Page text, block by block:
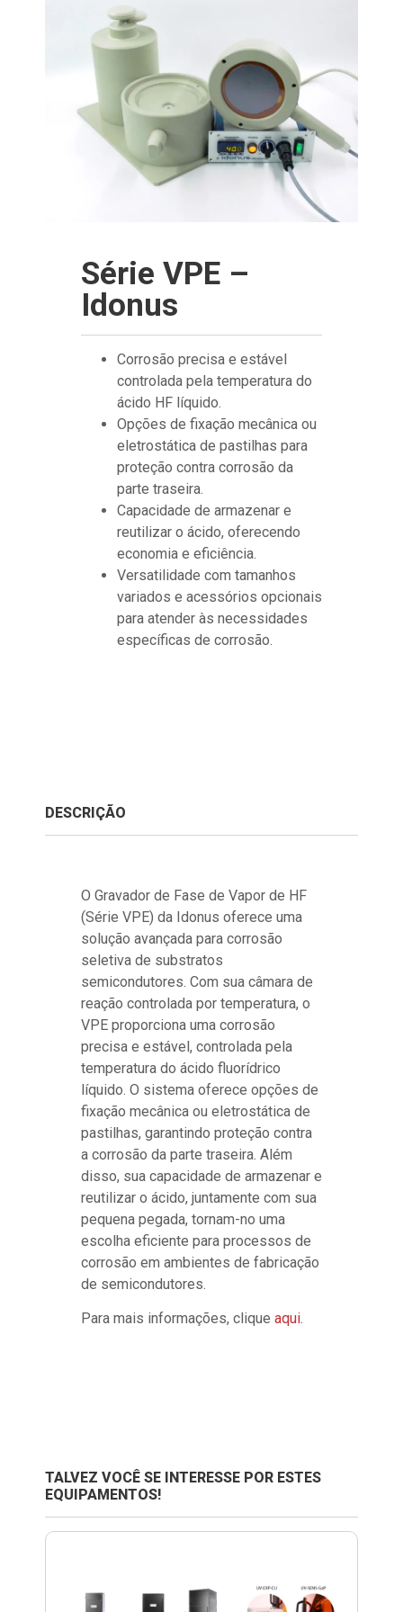
Série VPE –
Idonus
Corrosão precisa e estável
controlada pela temperatura do
ácido HF líquido.
Opções de fixação mecânica ou
eletrostática de pastilhas para
proteção contra corrosão da
parte traseira.
Capacidade de armazenar e
reutilizar o ácido, oferecendo
economia e eficiência.
Versatilidade com tamanhos
variados e acessórios opcionais
para atender às necessidades
específicas de corrosão.
DESCRIÇÃO
O Gravador de Fase de Vapor de HF
(Série VPE) da Idonus oferece uma
solução avançada para corrosão
seletiva de substratos
semicondutores. Com sua câmara de
reação controlada por temperatura, o
VPE proporciona uma corrosão
precisa e estável, controlada pela
temperatura do ácido fluorídrico
líquido. O sistema oferece opções de
fixação mecânica ou eletrostática de
pastilhas, garantindo proteção contra
a corrosão da parte traseira. Além
disso, sua capacidade de armazenar e
reutilizar o ácido, juntamente com sua
pequena pegada, tornam-no uma
escolha eficiente para processos de
corrosão em ambientes de fabricação
de semicondutores.
Para mais informações, clique aqui.
TALVEZ VOCÊ SE INTERESSE POR ESTES
EQUIPAMENTOS!